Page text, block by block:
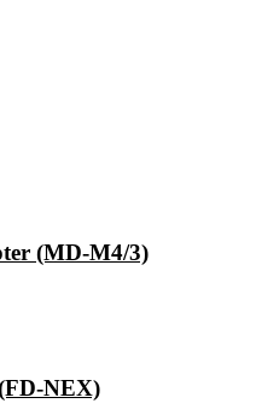
(MD-M4/3)
NEX)